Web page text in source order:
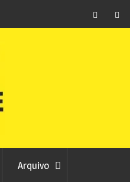
Município de Belmonte
em nome da autarquia
Arquivo